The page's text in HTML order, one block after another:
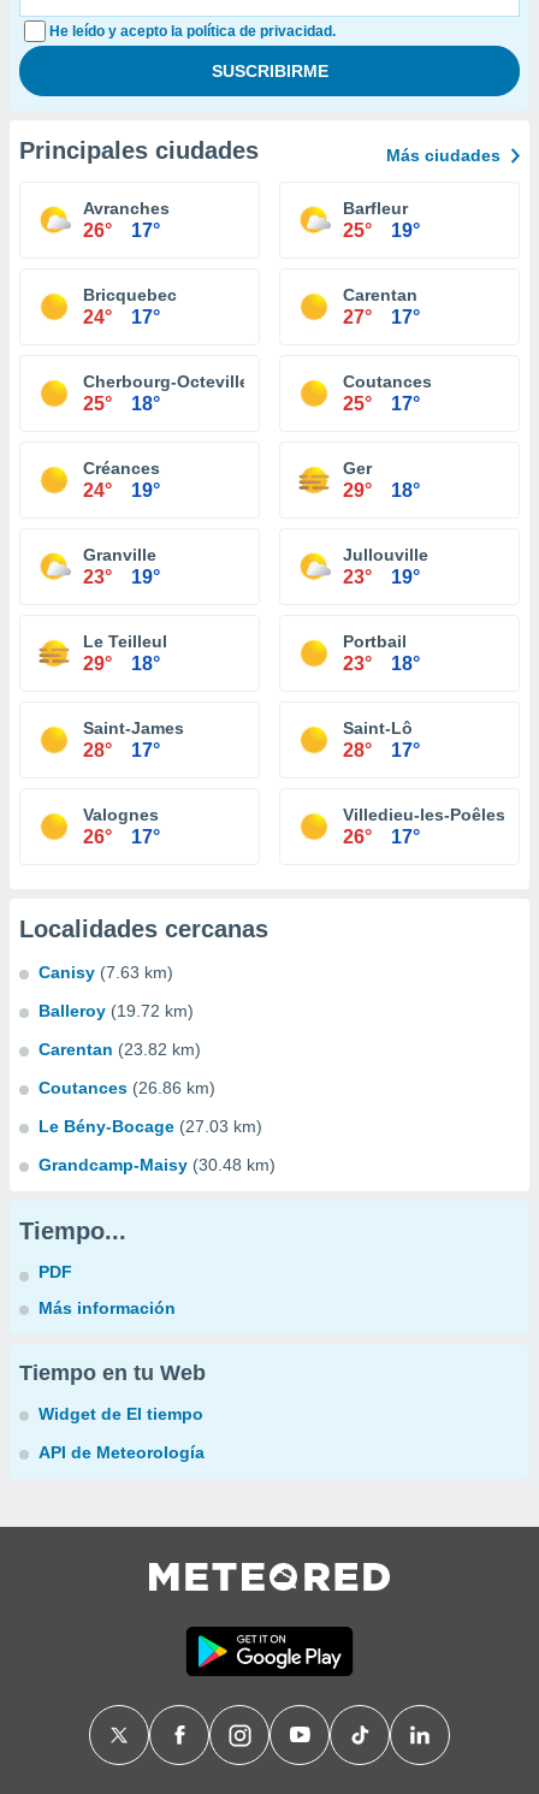
He leído y acepto la política de privacidad.
Principales ciudades Más ciudades
Avranches
26° 17°
Barfleur
25° 19°
Bricquebec
24° 17°
Carentan
27° 17°
Cherbourg-Octeville
25° 18°
Coutances
25° 17°
Créances
24° 19°
Ger
29° 18°
Granville
23° 19°
Jullouville
23° 19°
Le Teilleul
29° 18°
Portbail
23° 18°
Saint-James
28° 17°
Saint-Lô
28° 17°
Valognes
26° 17°
Villedieu-les-Poêles
26° 17°
Localidades cercanas
Canisy (7.63 km)
Balleroy (19.72 km)
Carentan (23.82 km)
Coutances (26.86 km)
Le Bény-Bocage (27.03 km)
Grandcamp-Maisy (30.48 km)
Tiempo...
PDF
Más información
Tiempo en tu Web
Widget de El tiempo
API de Meteorología